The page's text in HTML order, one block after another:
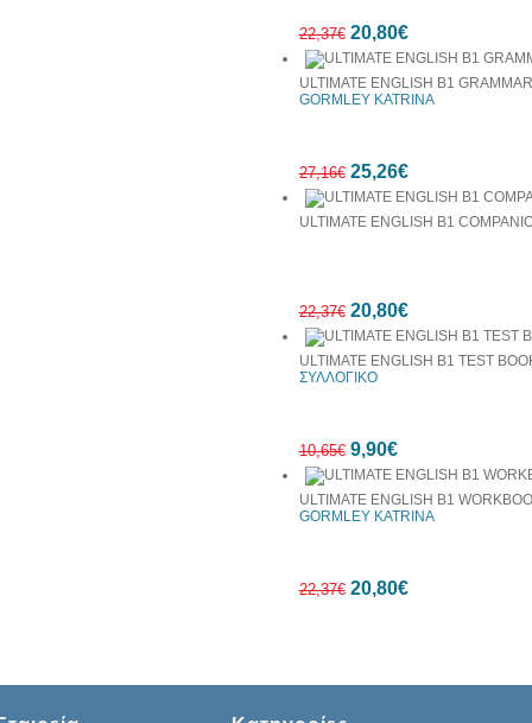
22,37€ 20,80€
ULTIMATE ENGLISH B1 GRAMMAR
GORMLEY KATRINA
27,16€ 25,26€
ULTIMATE ENGLISH B1
22,37€ 20,80€
ULTIMATE ENGLISH B1 TEST
ΣΥΛΛΟΓΙΚΟ
10,65€ 9,90€
ULTIMATE ENGLISH B1
GORMLEY KATRINA
22,37€ 20,80€